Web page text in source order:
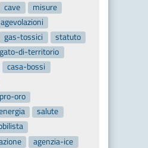
cave
misure
agevolazioni
gas-tossici
statuto
di-territorio
casa-bossi
oro
salute
agenzia-ice